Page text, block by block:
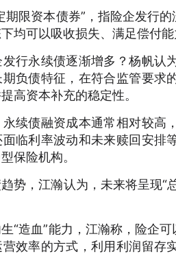
期限资本债券”，指险企发行
均可以吸收损失、满足偿付
行永续债逐渐增多？杨帆认
负债特征，在符合监管要求
高资本补充的稳定性。
续债融资成本通常相对较高
临利率波动和未来赎回安排
保险机构。
势，江瀚认为，未来将呈现
“造血”能力，江瀚称，险企
效率的方式，利用利润留存